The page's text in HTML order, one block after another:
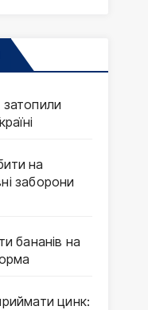
на
заборони
бананів на
цинк: